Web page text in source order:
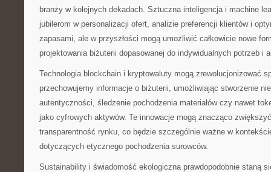
branży w kolejnych dekadach. Sztuczna inteligencja i machine
jubilerom w personalizacji ofert, analizie preferencji klientów i
zapasami, ale w przyszłości mogą umożliwić całkowicie nowe
projektowania biżuterii dopasowanej do indywidualnych potrzeb i
Technologia blockchain i kryptowaluty mogą zrewolucjonizować
przechowujemy informacje o biżuterii, umożliwiając stworzenie
autentyczności, śledzenie pochodzenia materiałów czy nawet
jako cyfrowych aktywów. Te innowacje mogą znacząco
transparentność rynku, co będzie szczególnie ważne w
dotyczących etycznego pochodzenia surowców.
Sustainability i świadomość ekologiczna prawdopodobnie staną